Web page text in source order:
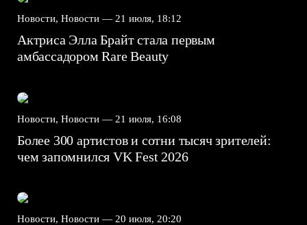
Новости, Новости — 21 июля, 18:12
Актриса Элла Брайт стала первым
амбассадором Rare Beauty
Новости, Новости — 21 июля, 16:08
Более 300 артистов и сотни тысяч зрителей:
чем запомнился VK Fest 2026
Новости, Новости — 20 июля, 20:20